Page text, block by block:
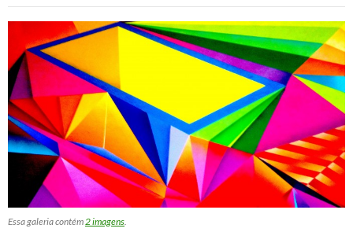
Essa galeria contém2 imagens.